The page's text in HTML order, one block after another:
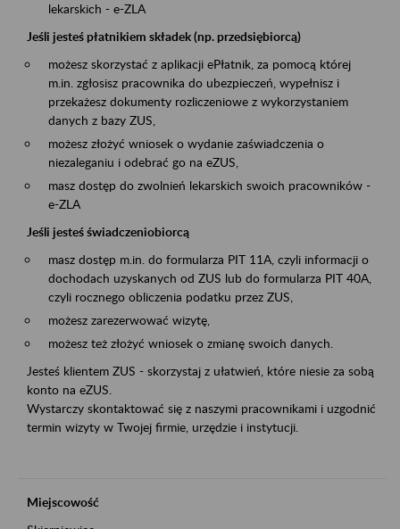
lekarskich - e-ZLA
Jeśli jesteś płatnikiem składek (np. przedsiębiorcą)
możesz skorzystać z aplikacji ePłatnik, za pomocą której
m.in. zgłosisz pracownika do ubezpieczeń, wypełnisz i
przekażesz dokumenty rozliczeniowe z wykorzystaniem
danych z bazy ZUS,
możesz złożyć wniosek o wydanie zaświadczenia o
niezaleganiu i odebrać go na eZUS,
masz dostęp do zwolnień lekarskich swoich pracowników -
e-ZLA
Jeśli jesteś świadczeniobiorcą
masz dostęp m.in. do formularza PIT 11A, czyli informacji o
dochodach uzyskanych od ZUS lub do formularza PIT 40A,
czyli rocznego obliczenia podatku przez ZUS,
możesz zarezerwować wizytę,
możesz też złożyć wniosek o zmianę swoich danych.
Jesteś klientem ZUS - skorzystaj z ułatwień, które niesie za sobą
konto na eZUS.
Wystarczy skontaktować się z naszymi pracownikami i uzgodnić
termin wizyty w Twojej firmie, urzędzie i instytucji.
Miejscowość